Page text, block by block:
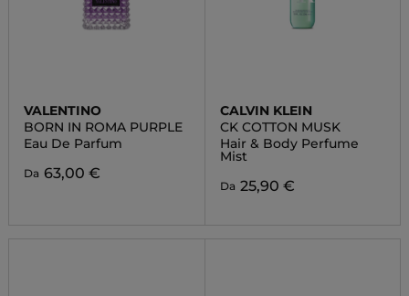
VALENTINO
BORN IN ROMA PURPLE
Eau De Parfum
Da 63,00 €
CALVIN KLEIN
CK COTTON MUSK
Hair & Body Perfume
Mist
Da 25,90 €